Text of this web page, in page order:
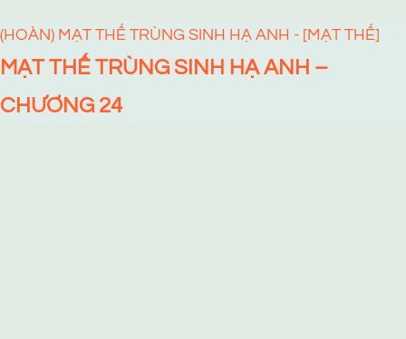
(HOÀN) MẠT THẾ TRÙNG SINH HẠ ANH - [MẠT THẾ]
MẠT THẾ TRÙNG SINH HẠ ANH –
CHƯƠNG 24